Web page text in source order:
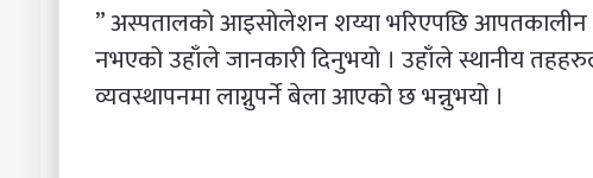
” अस्पतालको आइसोलेशन शय्या भरिएपछि आपतकालीन
नभएको उहाँले जानकारी दिनुभयो । उहाँले स्थानीय
व्यवस्थापनमा लाग्नुपर्ने बेला आएको छ भन्नुभयो ।